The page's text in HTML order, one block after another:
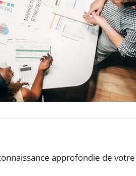
approfondie de votre